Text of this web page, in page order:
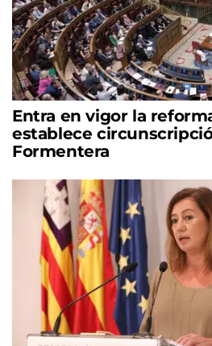
Entra en vigor la
establece
Formentera